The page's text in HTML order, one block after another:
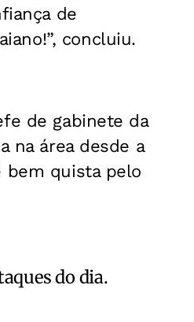
de
concluiu.
de gabinete da
na área desde a
bem quista pelo
do dia.